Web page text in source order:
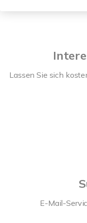
Lassen Sie sich
E-Mail-